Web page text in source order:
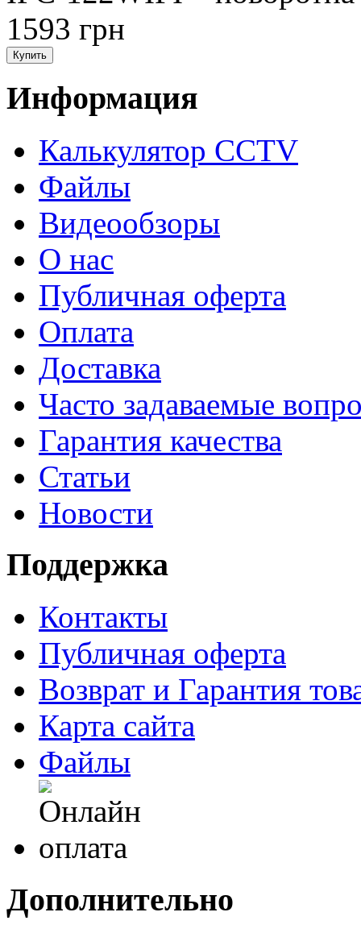
1593 грн
Информация
Калькулятор CCTV
Файлы
Видеообзоры
О нас
Публичная оферта
Оплата
Доставка
Часто задаваемые
Гарантия качества
Статьи
Новости
Поддержка
Контакты
Публичная оферта
Возврат и Гарантия
Карта сайта
Файлы
Дополнительно